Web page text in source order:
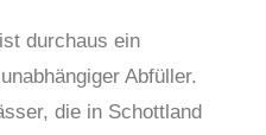
durchaus ein
Abfüller.
die in Schottland